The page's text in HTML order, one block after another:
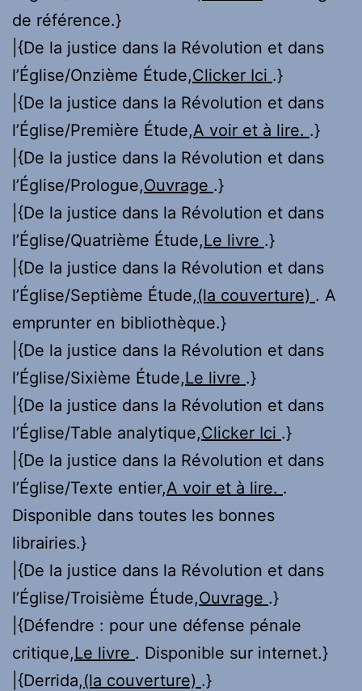
de référence.}
|{De la justice dans la Révolution et dans
l’Église/Onzième Étude,Clicker Ici .}
|{De la justice dans la Révolution et dans
l’Église/Première Étude,A voir et à lire. .}
|{De la justice dans la Révolution et dans
l’Église/Prologue,Ouvrage .}
|{De la justice dans la Révolution et dans
l’Église/Quatrième Étude,Le livre .}
|{De la justice dans la Révolution et dans
l’Église/Septième Étude,(la couverture) . A
emprunter en bibliothèque.}
|{De la justice dans la Révolution et dans
l’Église/Sixième Étude,Le livre .}
|{De la justice dans la Révolution et dans
l’Église/Table analytique,Clicker Ici .}
|{De la justice dans la Révolution et dans
l’Église/Texte entier,A voir et à lire. .
Disponible dans toutes les bonnes
librairies.}
|{De la justice dans la Révolution et dans
l’Église/Troisième Étude,Ouvrage .}
|{Défendre : pour une défense pénale
critique,Le livre . Disponible sur internet.}
|{Derrida,(la couverture) .}